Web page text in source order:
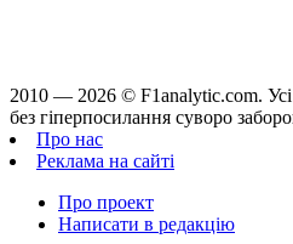
2010 — 2026 © F1analytic.com.
без гіперпосилання суворо
Про нас
Реклама на сайті
Про проект
Написати в редакцію